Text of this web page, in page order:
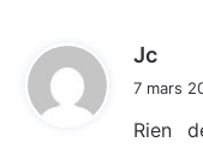
Jc
7 mars
Rien